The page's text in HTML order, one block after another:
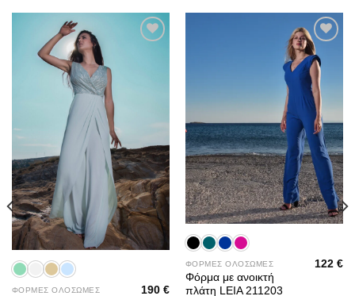
ΦΟΡΜΕΣ ΟΛΟΣΩΜΕΣ 190€
Add to
wishlist
ΦΟΡΜΕΣ ΟΛΟΣΩΜΕΣ
Φόρμα με ανοικτή
πλάτη LEIA 211203
122€